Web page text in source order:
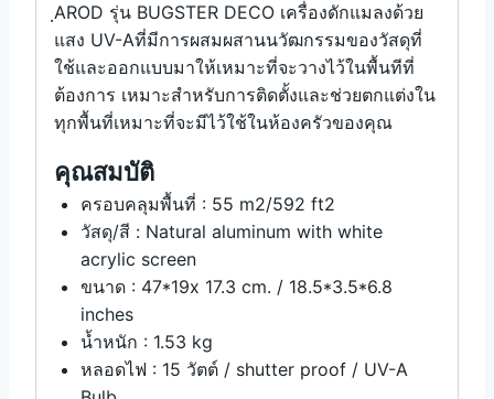
ฺAROD รุ่น BUGSTER DECO เครื่องดักแมลงด้วย
แสง UV-Aที่มีการผสมผสานนวัฒกรรมของวัสดุที่
ใช้และออกแบบมาให้เหมาะที่จะวางไว้ในพื้นทีที่
ต้องการ เหมาะสำหรับการติดตั้งและช่วยตกแต่งใน
ทุกพื้นที่เหมาะที่จะมีไว้ใช้ในห้องครัวของคุณ
คุณสมบัติ
ครอบคลุมพื้นที่ : 55 m2/592 ft2
วัสดุ/สี : Natural aluminum with white
acrylic screen
ขนาด : 47*19x 17.3 cm. / 18.5*3.5*6.8
inches
น้ำหนัก : 1.53 kg
หลอดไฟ : 15 วัตต์ / shutter proof / UV-A